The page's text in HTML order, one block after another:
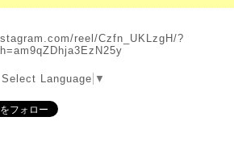
reel/Czfn_UKLzgH/?
Select Language ▼